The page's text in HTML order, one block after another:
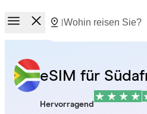
eSIM für
Hervorragend